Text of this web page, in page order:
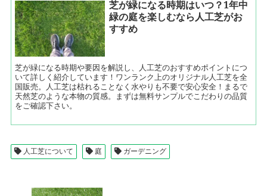
芝が緑になる時期はいつ？1年中
緑の庭を楽しむなら人工芝がお
すすめ
芝が緑になる時期や要因を解説し、人工芝のおすすめポイントにつ
いて詳しく紹介しています！ワンランク上のオリジナル人工芝を全
国販売。人工芝は枯れることなく水やりも不要で安心安全！まるで
天然芝のような本物の質感。まずは無料サンプルでこだわりの品質
をご確認下さい。
人工芝について 庭 ガーデニング